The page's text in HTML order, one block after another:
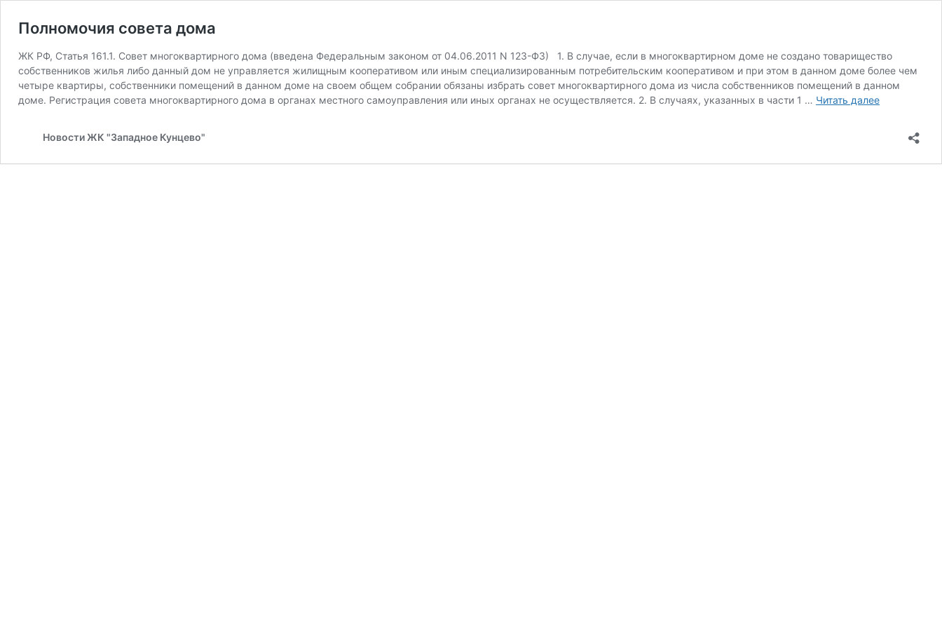
Полномочия совета дома
ЖК РФ, Статья 161.1. Совет многоквартирного дома (введена Федеральным законом от 04.06.2011 N 123-ФЗ) 1. В случае, если в многоквартирном доме не создано товарищество
собственников жилья либо данный дом не управляется жилищным кооперативом или иным специализированным потребительским кооперативом и при этом в данном доме более чем
четыре квартиры, собственники помещений в данном доме на своем общем собрании обязаны избрать совет многоквартирного дома из числа собственников помещений в данном
доме. Регистрация совета многоквартирного дома в органах местного самоуправления или иных органах не осуществляется. 2. В случаях, указанных в части 1 … Читать далееПолномочия
Новости ЖК "Западное Кунцево"